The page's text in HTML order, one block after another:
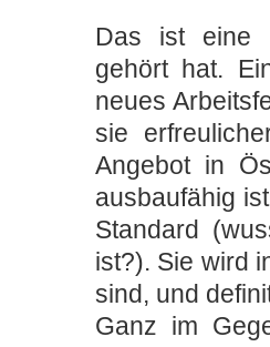
Das ist eine
gehört hat.
neues
sie
Angebot in
ausbaufähig
Standard
ist?). Sie wird
sind, und
Ganz im